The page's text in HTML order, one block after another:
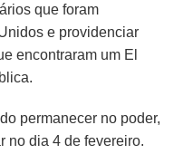
que foram
e providenciar
encontraram um El
permanecer no poder,
no dia 4 de fevereiro.